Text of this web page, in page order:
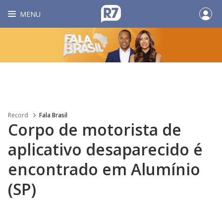
MENU
Record Fala Brasil
Corpo de motorista de
aplicativo desaparecido é
encontrado em Alumínio
(SP)